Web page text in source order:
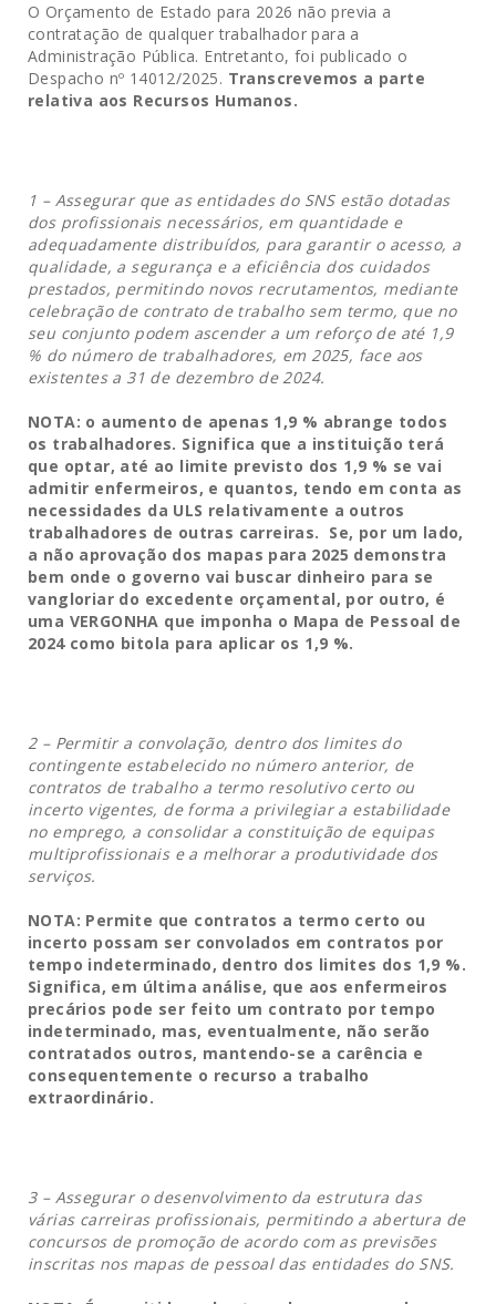
O Orçamento de Estado para 2026 não previa a
contratação de qualquer trabalhador para a
Administração Pública. Entretanto, foi publicado o
Despacho nº 14012/2025. Transcrevemos a parte
relativa aos Recursos Humanos.
1 – Assegurar que as entidades do SNS estão dotadas
dos profissionais necessários, em quantidade e
adequadamente distribuídos, para garantir o acesso, a
qualidade, a segurança e a eficiência dos cuidados
prestados, permitindo novos recrutamentos, mediante
celebração de contrato de trabalho sem termo, que no
seu conjunto podem ascender a um reforço de até 1,9
% do número de trabalhadores, em 2025, face aos
existentes a 31 de dezembro de 2024.
NOTA: o aumento de apenas 1,9 % abrange todos
os trabalhadores. Significa que a instituição terá
que optar, até ao limite previsto dos 1,9 % se vai
admitir enfermeiros, e quantos, tendo em conta as
necessidades da ULS relativamente a outros
trabalhadores de outras carreiras. Se, por um lado,
a não aprovação dos mapas para 2025 demonstra
bem onde o governo vai buscar dinheiro para se
vangloriar do excedente orçamental, por outro, é
uma VERGONHA que imponha o Mapa de Pessoal de
2024 como bitola para aplicar os 1,9 %.
2 – Permitir a convolação, dentro dos limites do
contingente estabelecido no número anterior, de
contratos de trabalho a termo resolutivo certo ou
incerto vigentes, de forma a privilegiar a estabilidade
no emprego, a consolidar a constituição de equipas
multiprofissionais e a melhorar a produtividade dos
serviços.
NOTA: Permite que contratos a termo certo ou
incerto possam ser convolados em contratos por
tempo indeterminado, dentro dos limites dos 1,9 %.
Significa, em última análise, que aos enfermeiros
precários pode ser feito um contrato por tempo
indeterminado, mas, eventualmente, não serão
contratados outros, mantendo-se a carência e
consequentemente o recurso a trabalho
extraordinário.
3 – Assegurar o desenvolvimento da estrutura das
várias carreiras profissionais, permitindo a abertura de
concursos de promoção de acordo com as previsões
inscritas nos mapas de pessoal das entidades do SNS.